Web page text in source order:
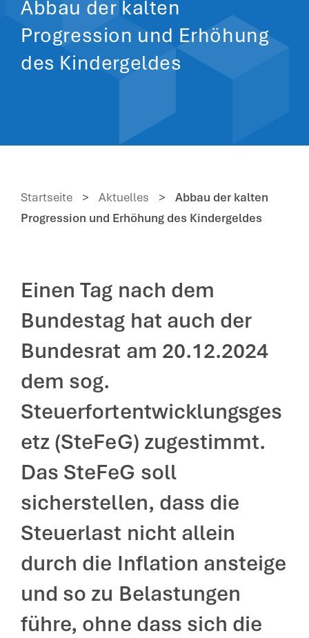
Abbau der kalten
Progression und Erhöhung
des Kindergeldes
Startseite > Aktuelles >
Abbau der kalten
Progression und Erhöhung des Kindergeldes
Einen Tag nach dem
Bundestag hat auch der
Bundesrat am 20.12.2024
dem sog.
Steuerfortentwicklungsges
etz (SteFeG) zugestimmt.
Das SteFeG soll
sicherstellen, dass die
Steuerlast nicht allein
durch die Inflation ansteige
und so zu Belastungen
führe, ohne dass sich die